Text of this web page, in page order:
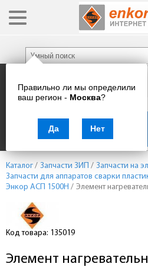
Правильно ли мы определили
ваш регион - Москва?
Да Нет
Каталог товаров
Каталог / Запчасти ЗИП / Запчасти на
Запчасти для аппаратов сварки
Энкор АСП 1500Н / Элемент
Код товара: 135019
Элемент